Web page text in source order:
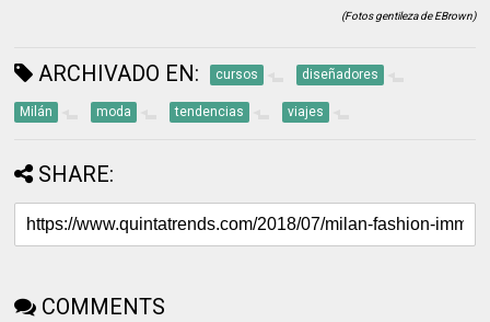
(Fotos gentileza de EBrown)
ARCHIVADO EN: cursos diseñadores
Milán moda tendencias viajes
SHARE:
COMMENTS